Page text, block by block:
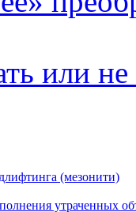
или
(мезонити)
утраченных